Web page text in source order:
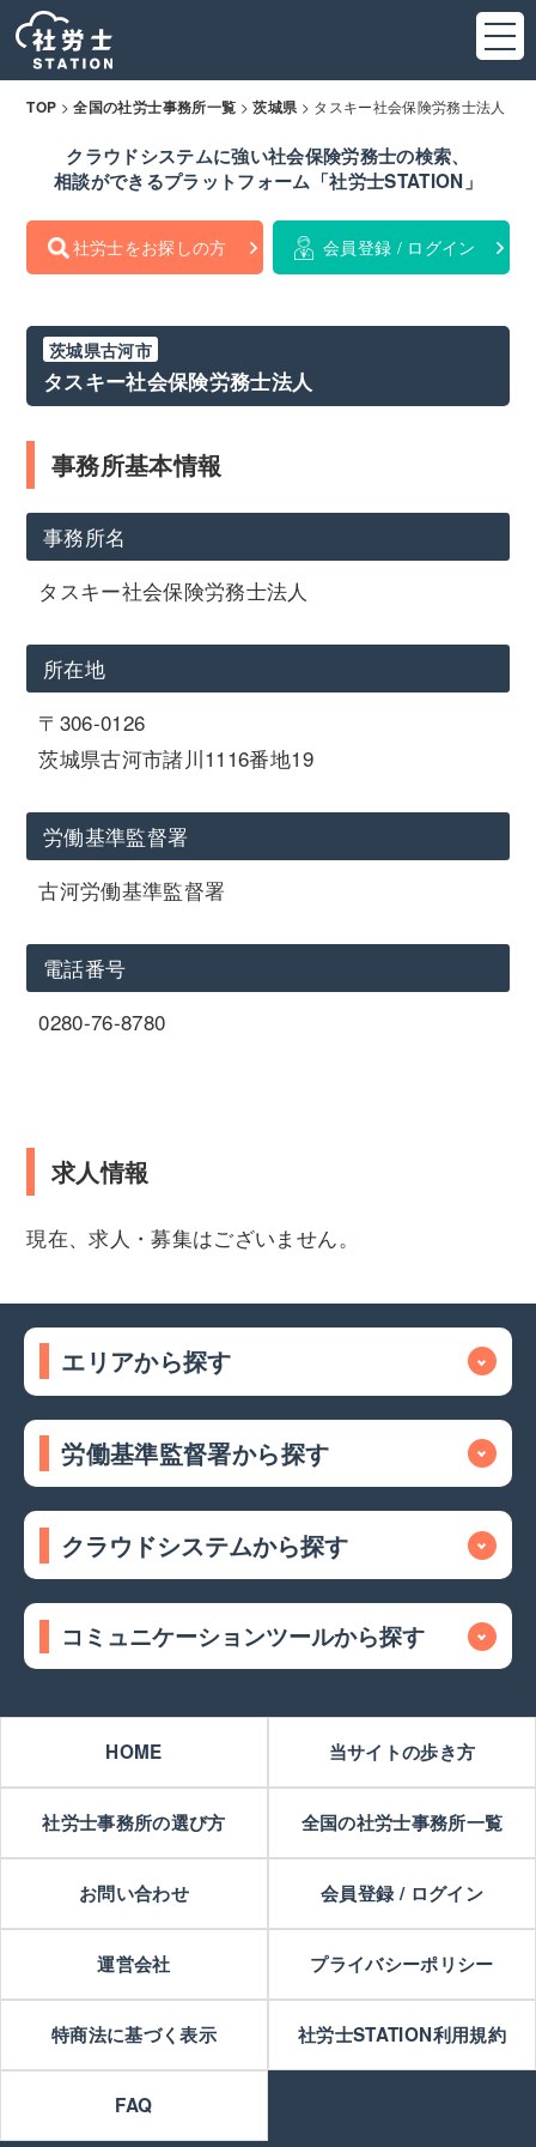
TOP >全国の社労士事務所一覧 >茨城県 > タスキー社会保険労務士法人
クラウドシステムに強い社会保険労務士の検索、
相談ができるプラットフォーム「社労士STATION」
社労士をお探しの方 会員登録 / ログイン
茨城県古河市
タスキー社会保険労務士法人
事務所基本情報
事務所名
タスキー社会保険労務士法人
所在地
〒306-0126
茨城県古河市諸川1116番地19
労働基準監督署
古河労働基準監督署
電話番号
0280-76-8780
求人情報
現在、求人・募集はございません。
エリアから探す
労働基準監督署から探す
クラウドシステムから探す
コミュニケーションツールから探す
HOME 当サイトの歩き方
社労士事務所の選び方 全国の社労士事務所一覧
お問い合わせ 会員登録 / ログイン
運営会社 プライバシーポリシー
特商法に基づく表示 社労士STATION利用規約
FAQ